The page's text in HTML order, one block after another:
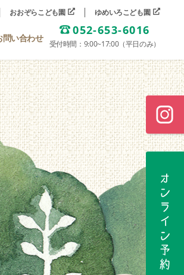
おおぞらこども園 ゆめいろこども園
問い合わせ
052-653-6016
受付時間：9:00~17:00（平日のみ）